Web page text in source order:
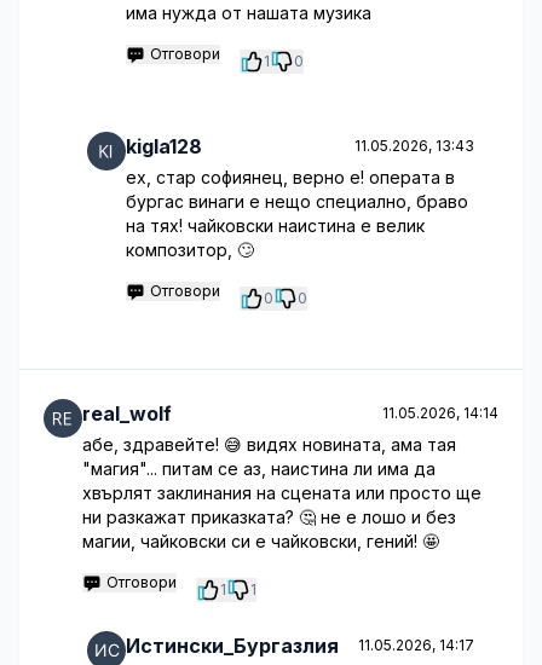
има нужда от нашата музика
Отговори 1 0
kigla128 11.05.2026, 13:43
ех, стар софиянец, верно е! операта в
бургас винаги е нещо специално, браво
на тях! чайковски наистина е велик
композитор, 🙄
Отговори 0 0
real_wolf 11.05.2026, 14:14
абе, здравейте! 😅 видях новината, ама тая
"магия"... питам се аз, наистина ли има да
хвърлят заклинания на сцената или просто ще
ни разкажат приказката? 🤔 не е лошо и без
магии, чайковски си е чайковски, гений! 🤩
Отговори 1 1
Истински_Бургазлия 11.05.2026, 14:17